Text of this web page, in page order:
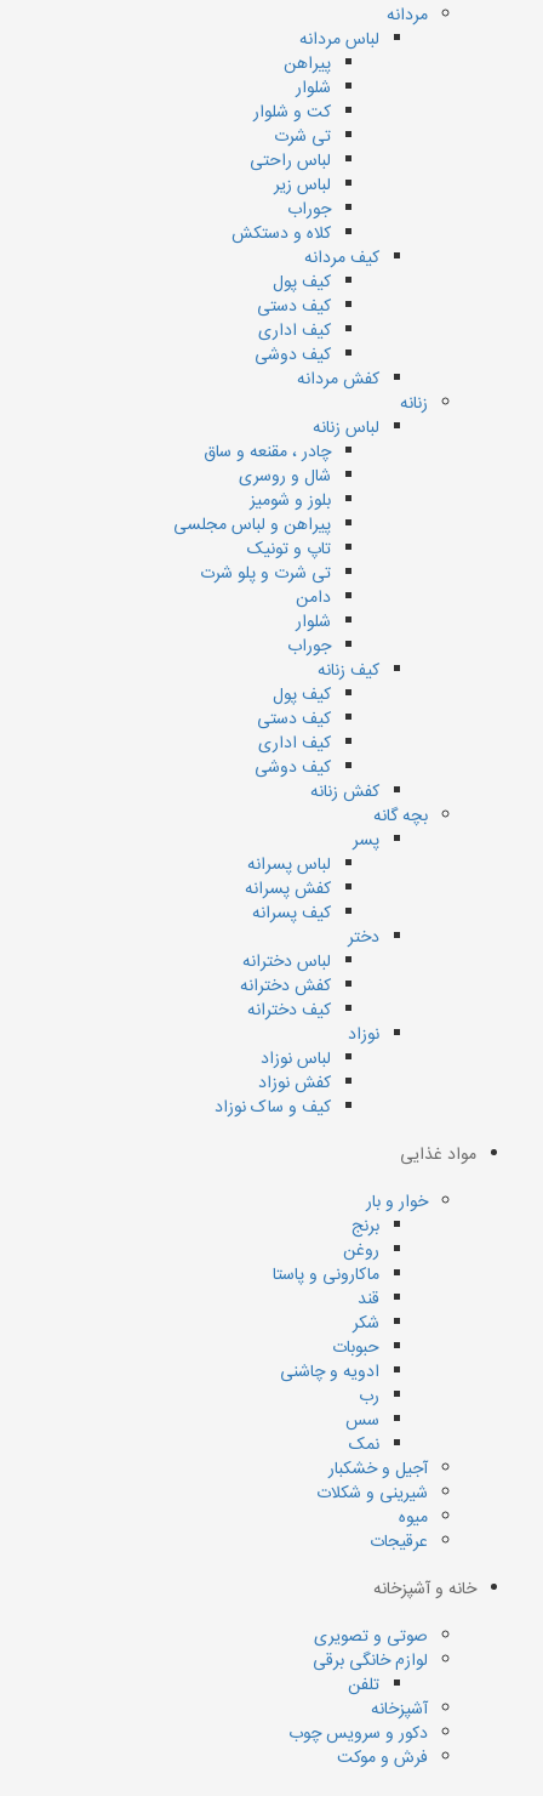
مردانه
لباس مردانه
پیراهن
شلوار
کت و شلوار
تی شرت
لباس راحتی
لباس زیر
جوراب
کلاه و دستکش
کیف مردانه
کیف پول
کیف دستی
کیف اداری
کیف دوشی
کفش مردانه
زنانه
لباس زنانه
چادر ، مقنعه و ساق
شال و روسری
بلوز و شومیز
پیراهن و لباس مجلسی
تاپ و تونیک
تی شرت و پلو شرت
دامن
شلوار
جوراب
کیف زنانه
کیف پول
کیف دستی
کیف اداری
کیف دوشی
کفش زنانه
بچه گانه
پسر
لباس پسرانه
کفش پسرانه
کیف پسرانه
دختر
لباس دخترانه
کفش دخترانه
کیف دخترانه
نوزاد
لباس نوزاد
کفش نوزاد
کیف و ساک نوزاد
مواد غذایی
خوار و بار
برنج
روغن
ماکارونی و پاستا
قند
شکر
حبوبات
ادویه و چاشنی
رب
سس
نمک
آجیل و خشکبار
شیرینی و شکلات
میوه
عرقیجات
خانه و آشپزخانه
صوتی و تصویری
لوازم خانگی برقی
تلفن
آشپزخانه
دکور و سرویس چوب
فرش و موکت